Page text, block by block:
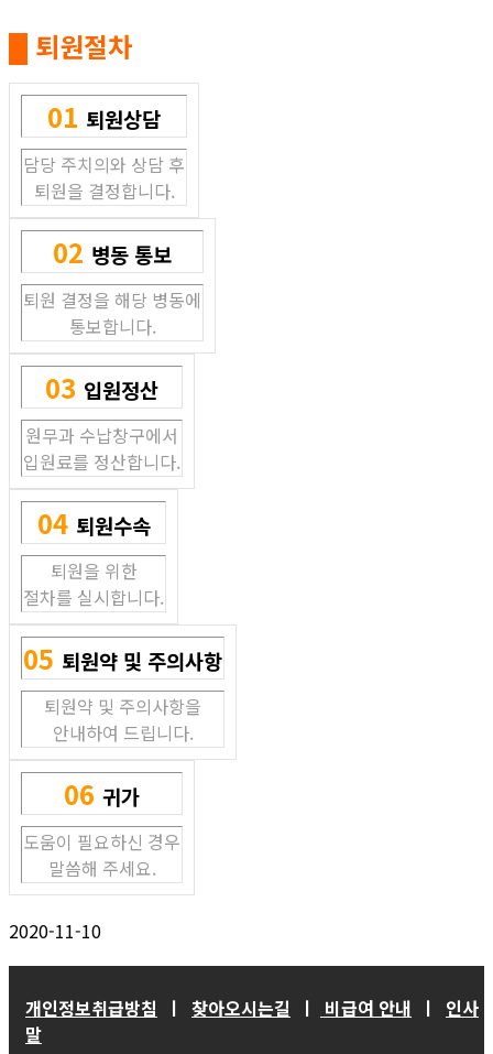
█ 퇴원절차
01 퇴원상담
담당 주치의와 상담 후
퇴원을 결정합니다.
02 병동 통보
퇴원 결정을 해당 병동에
통보합니다.
03 입원정산
원무과 수납창구에서
입원료를 정산합니다.
04 퇴원수속
퇴원을 위한
절차를 실시합니다.
05 퇴원약 및 주의사항
퇴원약 및 주의사항을
안내하여 드립니다.
06 귀가
도움이 필요하신 경우
말씀해 주세요.
2020-11-10
개인정보취급방침 ㅣ 찾아오시는길 ㅣ 비급여 안내 ㅣ 인사
말